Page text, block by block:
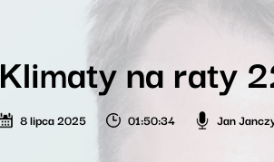
Klimaty na raty
8 lipca 2025 01:50:34 Jan